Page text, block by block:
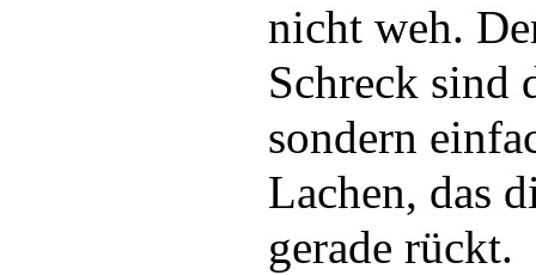
nicht weh.
Schreck sind
sondern
Lachen, das
gerade rückt.